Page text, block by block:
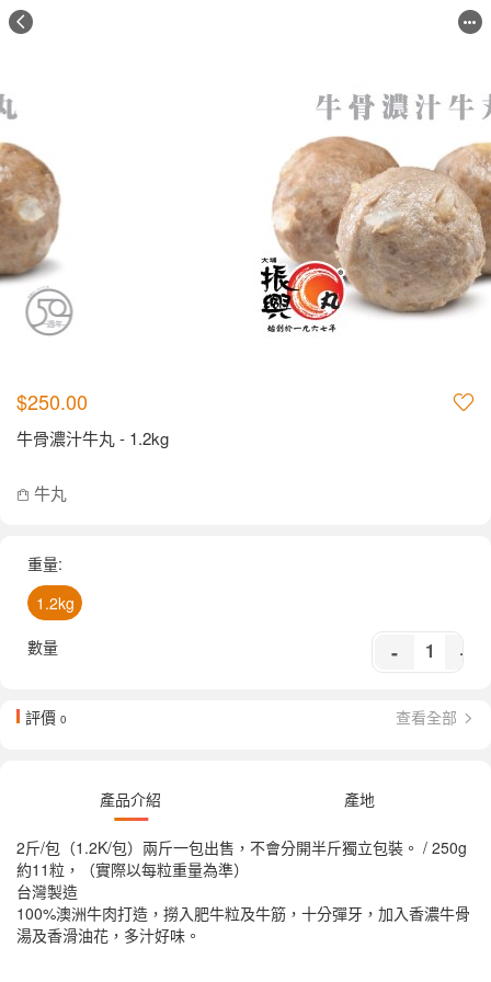
$250.00
牛骨濃汁牛丸 - 1.2kg
牛丸
重量:
1.2kg
數量
- +
評價 0 查看全部
產品介紹 產地
2斤/包（1.2K/包）兩斤一包出售，不會分開半斤獨立包裝。 / 250g
約11粒，（實際以每粒重量為準）
台灣製造
100%澳洲牛肉打造，撈入肥牛粒及牛筋，十分彈牙，加入香濃牛骨
湯及香滑油花，多汁好味。